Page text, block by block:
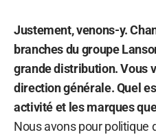
Justement, venons-y.
branches du groupe
grande distribution. Vous
direction générale. Quel
activité et les marques
Nous avons pour politique